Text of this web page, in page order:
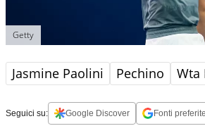
Getty
Jasmine Paolini Pechino Wta
Seguici su: Google Discover Fonti preferite